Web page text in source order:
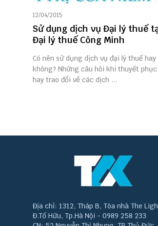
12/04/2015
Sử dụng dịch vụ Đại lý thuế
Đại lý thuế Công Minh
Có nên sử dụng dịch vụ đại lý thuế hay
không? Những câu hỏi khi thuyết phục
hay trao đổi về các dịch ...
Địa chỉ: 1312, Tháp B, Tòa nhà The
Đ.Tố Hữu, Tp.Hà Nội - 0989 258 233